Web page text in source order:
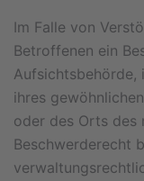
Im Falle von
Betroffenen ein
Aufsichtsbehörde,
ihres
oder des Orts des
Beschwerderecht